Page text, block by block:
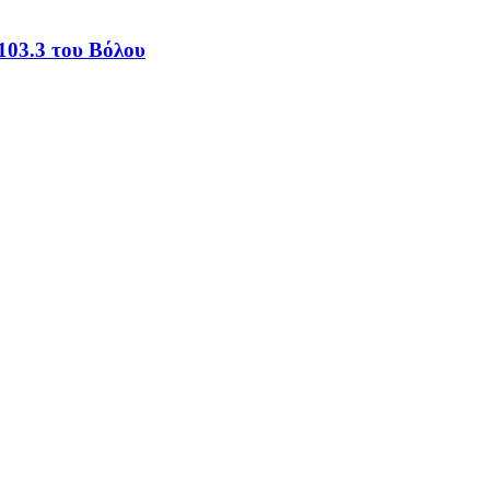
του Βόλου